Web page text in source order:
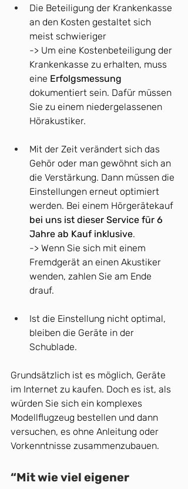
Die Beteiligung der Krankenkasse
an den Kosten gestaltet sich
meist schwieriger
-> Um eine Kostenbeteiligung der
Krankenkasse zu erhalten, muss
eine Erfolgsmessung
dokumentiert sein. Dafür müssen
Sie zu einem niedergelassenen
Hörakustiker.
Mit der Zeit verändert sich das
Gehör oder man gewöhnt sich an
die Verstärkung. Dann müssen die
Einstellungen erneut optimiert
werden. Bei einem Hörgerätekauf
bei uns ist dieser Service für 6
Jahre ab Kauf inklusive.
-> Wenn Sie sich mit einem
Fremdgerät an einen Akustiker
wenden, zahlen Sie am Ende
drauf.
Ist die Einstellung nicht optimal,
bleiben die Geräte in der
Schublade.
Grundsätzlich ist es möglich, Geräte
im Internet zu kaufen. Doch es ist, als
würden Sie sich ein komplexes
Modellflugzeug bestellen und dann
versuchen, es ohne Anleitung oder
Vorkenntnisse zusammenzubauen.
“Mit wie viel eigener